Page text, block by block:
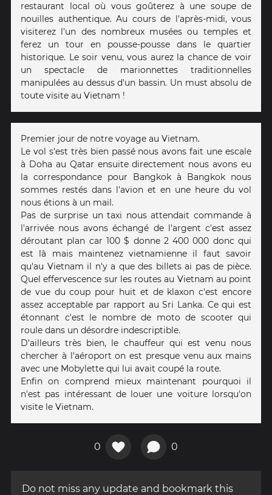
restaurant local où vous goûterez à une soupe de
nouilles authentique. Au cours de l'après-midi, vous
visiterez l'un des nombreux musées ou temples et
ferez un tour en pousse-pousse dans le quartier
historique. Le soir venu, vous aurez la chance de voir
un spectacle de marionnettes traditionnelles
manipulées au dessus d'un bassin. Un must absolu de
toute visite au Vietnam !
Premier jour de notre voyage au Vietnam.
Le vol s'est très bien passé nous avons fait une escale
à Doha au Qatar ensuite directement nous avons eu
la correspondance pour Bangkok à Bangkok nous
sommes restés dans l'avion et en une heure du vol
nous étions à un mail.
Pas de surprise un taxi nous attendait commande à
l'arrivée nous avons échangé de l'argent c'est assez
déroutant plan car 100 $ donne 2 400 000 donc qui
est là mais maintenez vietnamienne il faut savoir
qu'au Vietnam il n'y a que des billets ai pas de pièce.
Quel effervescence sur les routes au Vietnam au point
de vue du coup pour huit et de klaxon c'est encore
assez acceptable par rapport au Sri Lanka. Ce qui est
étonnant c'est le nombre de moto de scooter qui
roule dans un désordre indescriptible.
D'ailleurs très bien, le chauffeur qui est venu nous
chercher à l'aéroport on est presque venu aux mains
avec une Mobylette qui lui avait coupé la route.
Enfin on comprend mieux maintenant pourquoi il
n'est pas intéressant de louer une voiture lorsqu'on
visite le Vietnam.
0 0
Do not miss any update and bookmark this